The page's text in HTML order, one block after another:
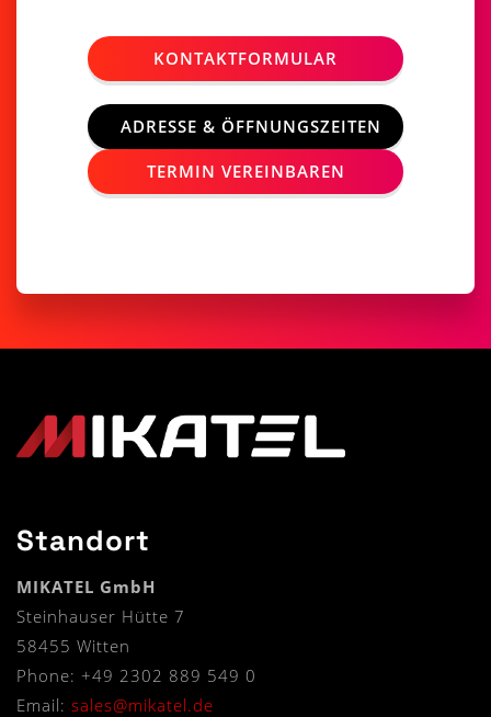
KONTAKTFORMULAR
ADRESSE & ÖFFNUNGSZEITEN
TERMIN VEREINBAREN
Standort
MIKATEL GmbH
Steinhauser Hütte 7
58455 Witten
Phone: +49 2302 889 549 0
Email: sales@mikatel.de